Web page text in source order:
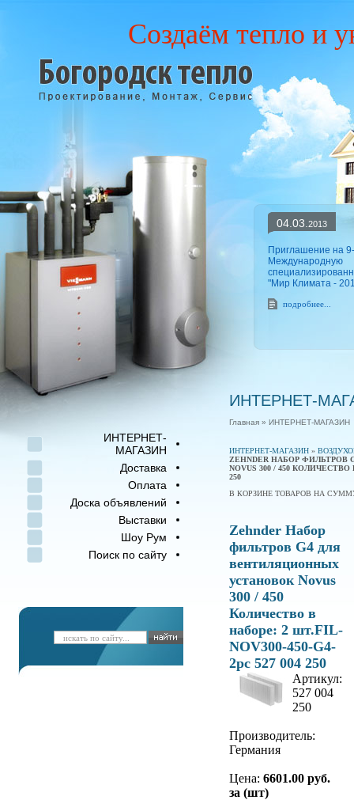
Создаём тепло и
04.03. 2013
Приглашение на
Международную
"Мир Климата -
подробнее...
ИНТЕРНЕТ-
МАГАЗИН
Доставка
Оплата
Доска объявлений
Выставки
Шоу Рум
Поиск по сайту
ИНТЕРНЕТ-
Главная » ИНТЕРНЕТ-МАГАЗИН
ИНТЕРНЕТ-МАГАЗИН »
ZEHNDER НАБОР
NOVUS 300 / 450 КОЛИЧЕСТВО
250
В КОРЗИНЕ ТОВАРОВ НА
Zehnder Набор
фильтров G4 для
вентиляционных
установок Novus
300 / 450
Количество в
наборе: 2 шт.FIL-
NOV300-450-G4-
2pc 527 004 250
Артикул:
527 004
250
Производитель:
Германия
Цена: 6601.00 руб.
за (шт)